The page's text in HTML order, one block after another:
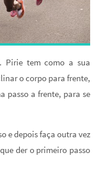
Pirie tem como a sua
o corpo para frente,
passo a frente, para se
e depois faça outra vez
der o primeiro passo